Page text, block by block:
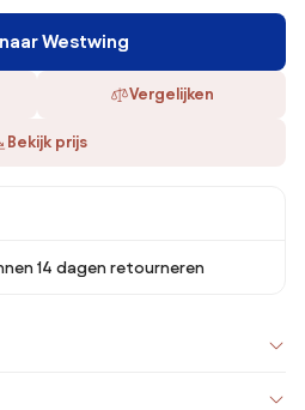
Westwing
Vergelijken
Bekijk prijs
14 dagen retourneren